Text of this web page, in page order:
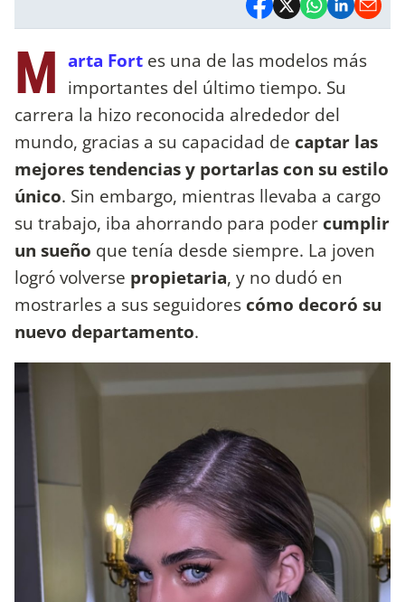
M arta Fort es una de las modelos más
importantes del último tiempo. Su
carrera la hizo reconocida alrededor del
mundo, gracias a su capacidad de captar las
mejores tendencias y portarlas con su estilo
único. Sin embargo, mientras llevaba a cargo
su trabajo, iba ahorrando para poder cumplir
un sueño que tenía desde siempre. La joven
logró volverse propietaria, y no dudó en
mostrarles a sus seguidores cómo decoró su
nuevo departamento.